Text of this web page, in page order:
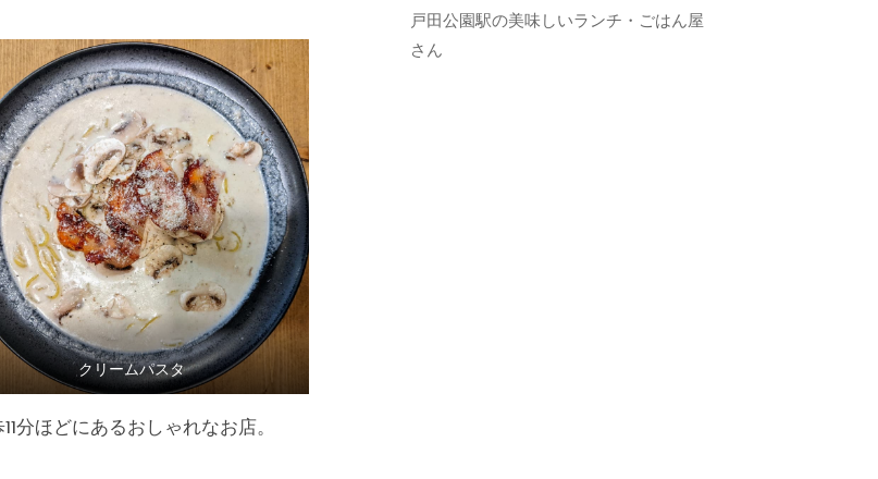
クリームパスタ
分ほどにあるおしゃれなお店。
戸田公園駅の美味しいランチ・ごはん屋
さん